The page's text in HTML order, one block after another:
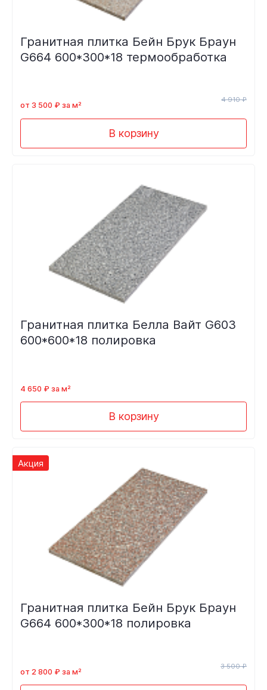
Гранитная плитка Бейн Брук Браун
G664 600*300*18 термообработка
от 3 500 ₽ за м²
4 910 ₽
В корзину
Гранитная плитка Белла Вайт G603
600*600*18 полировка
4 650 ₽ за м²
В корзину
Акция
Гранитная плитка Бейн Брук Браун
G664 600*300*18 полировка
от 2 800 ₽ за м²
3 500 ₽